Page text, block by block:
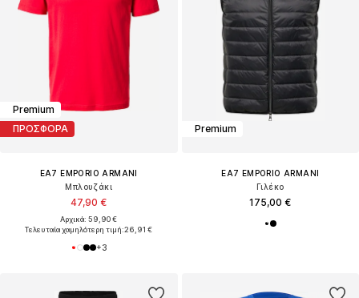
Premium
ΠΡΟΣΦΟΡΑ
EA7 EMPORIO ARMANI
Μπλουζάκι
47,90 €
Αρχικά: 59,90 €
Τελευταία χαμηλότερη τιμή:26,91 €
+3
Premium
EA7 EMPORIO ARMANI
Γιλέκο
175,00 €